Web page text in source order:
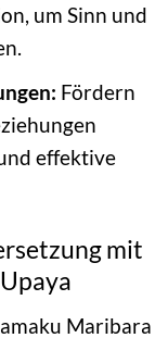
um Sinn und
Fördern
effektive
mit
Maribara